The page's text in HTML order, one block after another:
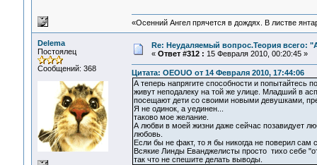
«Осенний Ангел прячется в дождях. В листве
Delema
Постоялец
Сообщений: 368
Re: Неудаляемый вопрос.Теория всего:
« Ответ #312 : 15 Февраля 2010, 00:20:45 »
Цитата: OEOUO от 14 Февраля 2010, 17:44:06
А теперь напрягите способности и
живут неподалеку на той же улице. Младший в
посещают дети со своими новыми девушками,
Я не одинок, а уединен...
таково мое желание.
А любви в моей жизни даже сейчас позавидует
любовь.
Если бы не факт, то я бы никогда не поверил
Всякие Линды Еванджелисты просто тихо себе
так что не спешите делать выводы.